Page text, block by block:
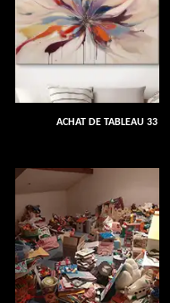
ACHAT DE TABLEAU 33